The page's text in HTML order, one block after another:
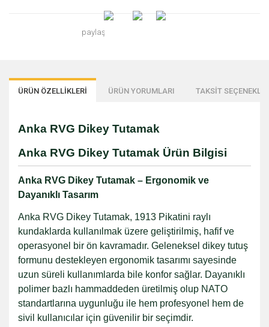
paylaş
ÜRÜN ÖZELLİKLERİ ÜRÜN YORUMLARI TAKSİT
Anka RVG Dikey Tutamak
Anka RVG Dikey Tutamak Ürün Bilgisi
Anka RVG Dikey Tutamak – Ergonomik ve
Dayanıklı Tasarım
Anka RVG Dikey Tutamak, 1913 Pikatini raylı
kundaklarda kullanılmak üzere geliştirilmiş, hafif ve
operasyonel bir ön kavramadır. Geleneksel dikey tutuş
formunu destekleyen ergonomik tasarımı sayesinde
uzun süreli kullanımlarda bile konfor sağlar. Dayanıklı
polimer bazlı hammaddeden üretilmiş olup NATO
standartlarına uygunluğu ile hem profesyonel hem de
sivil kullanıcılar için güvenilir bir seçimdir.